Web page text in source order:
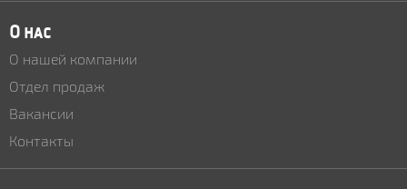
О нас
О нашей компании
Отдел продаж
Вакансии
Контакты